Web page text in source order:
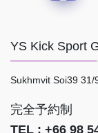
YS Kick Sport
Sukhmvit Soi39
完全予約制
TEL : +66 98